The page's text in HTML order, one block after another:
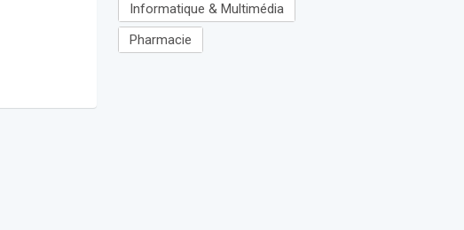
Informatique & Multimédia
Pharmacie